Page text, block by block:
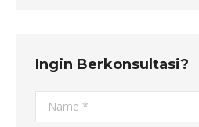
Ingin Berkonsultasi?
Name *